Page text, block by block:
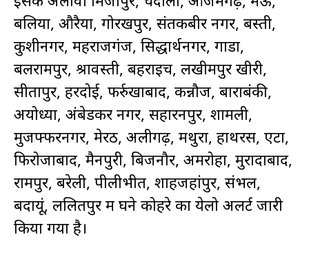
बलिया, औरैया, गोरखपुर, संतकबीर नगर, बस्ती,
कुशीनगर, महराजगंज, सिद्धार्थनगर, गोंडा,
बलरामपुर, श्रावस्ती, बहराइच, लखीमपुर खीरी,
सीतापुर, हरदोई, फर्रुखाबाद, कन्नौज, बाराबंकी,
अयोध्या, अंबेडकर नगर, सहारनपुर, शामली,
मुजफ्फरनगर, मेरठ, अलीगढ़, मथुरा, हाथरस, एटा,
फिरोजाबाद, मैनपुरी, बिजनौर, अमरोहा, मुरादाबाद,
रामपुर, बरेली, पीलीभीत, शाहजहांपुर, संभल,
बदायूं, ललितपुर में घने कोहरे का येलो अलर्ट जारी
किया गया है।